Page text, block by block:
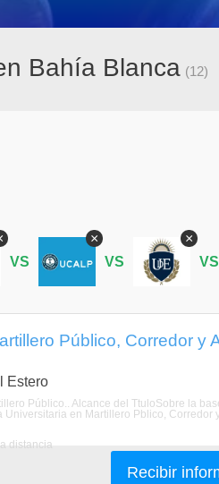
Bahía Blanca (12)
VS
×
VS
×
VS
Público, Corredor y
Estero
Público.. Alcance del TtuloSobre la
en Martillero Pblico, Corredor
distancia
Recibir